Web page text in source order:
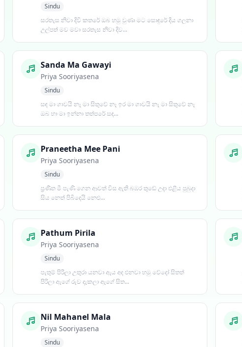
Sindu
සරතැස නිවා දිවි කතරේ ඔබ හමු වුණා මට සොඳුරේ දිය ගලනා
උල්පත් මව මවා සරතැස නිවා දිව...
Sanda Ma Gawayi
Priya Sooriyasena
Sindu
සඳ මා ගාවයි නෑ මා සිතුවේ නෑ ඉර මා ගාවයි නෑ මා සිතුවේ නෑ
ඔබ හා මා ඉන්නා තත්පරේ සඳ...
Praneetha Mee Pani
Priya Sooriyasena
Sindu
ප්‍රණීත මී පැණි ගෙන ආවත් විස ඇති බඹර තුඩේ උදා එළිය පුබුදා
සිය නෙත් පිබිදෙයි නෙළු...
Pathum Pirila
Priya Sooriyasena
Sindu
පැතුම් පිරීලා උතුරා යනවා ඇය අද එනවා හමු වේදෝ සිතත්
පිරිලා ඇගේ රුව දැකලා ඇගේ සිත...
Nil Mahanel Mala
Priya Sooriyasena
Sindu